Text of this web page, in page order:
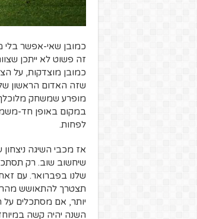
כמובן שאי-אפשר בלי
כמובן מוצדקות, על
שזה האדום הראשון
מופרע שמשחק מלוכלך
לפחות.
אז מכבי השיגה
שלנו בפברואר. עם
תצטרך להתאושש מהר
יותר, אם מסתכלים על
השנה יהיה קשה